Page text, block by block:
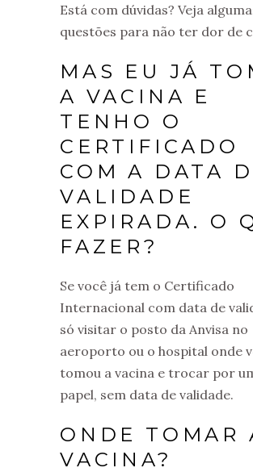
Está com dúvidas? Veja
questões para não ter dor de
MAS EU JÁ
A VACINA E
TENHO O
CERTIFICADO
COM A DATA
VALIDADE
EXPIRADA. O
FAZER?
Se você já tem o Certificado
Internacional com data de
só visitar o posto da Anvisa no
aeroporto ou o hospital onde
tomou a vacina e trocar por
papel, sem data de validade.
ONDE TOMAR
VACINA?